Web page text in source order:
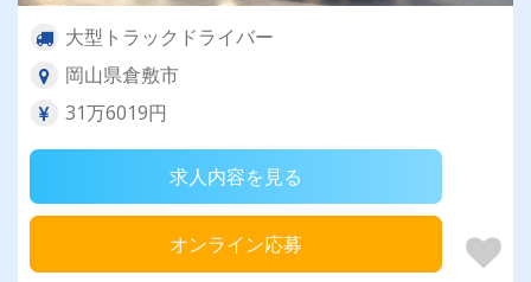
大型トラックドライバー
岡山県倉敷市
31万6019円
求人内容を見る
オンライン応募